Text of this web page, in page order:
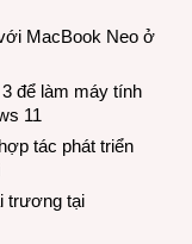
MacBook Neo ở
để làm máy tính
11
tác phát triển
trương tại